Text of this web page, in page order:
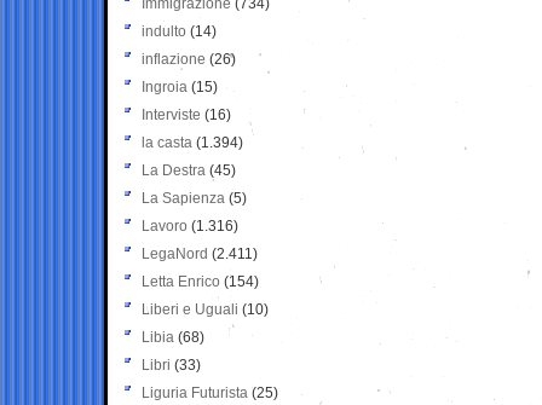
Immigrazione (734)
indulto (14)
inflazione (26)
Ingroia (15)
Interviste (16)
la casta (1.394)
La Destra (45)
La Sapienza (5)
Lavoro (1.316)
LegaNord (2.411)
Letta Enrico (154)
Liberi e Uguali (10)
Libia (68)
Libri (33)
Liguria Futurista (25)